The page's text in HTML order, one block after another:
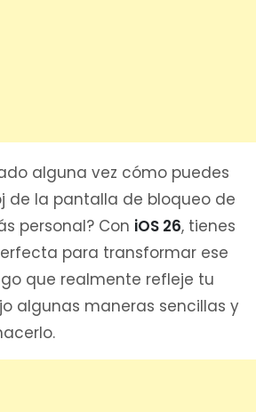
alguna vez cómo puedes
de la pantalla de bloqueo de
personal? Con iOS 26, tienes
para transformar ese
que realmente refleje tu
algunas maneras sencillas y